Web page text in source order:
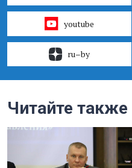
youtube
ru–by
Читайте также